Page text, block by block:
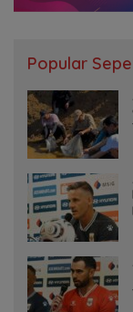
Popular